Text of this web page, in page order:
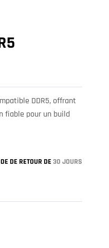
DDR5, offrant
fiable pour un build
DE RETOUR DE 30 JOURS